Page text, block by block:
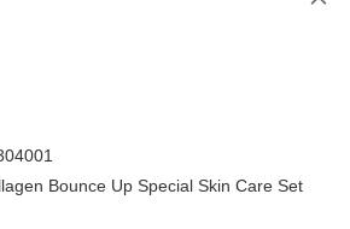
Bounce Up Special Skin Care Set